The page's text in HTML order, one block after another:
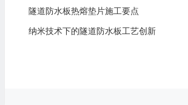
隧道防水板热熔垫片施工要点
纳米技术下的隧道防水板工艺创新